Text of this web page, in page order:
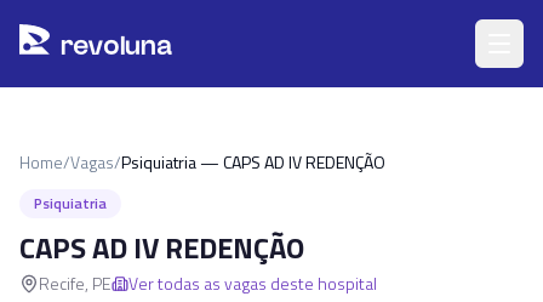
revoluna
Home/Vagas/Psiquiatria — CAPS AD IV REDENÇÃO
Psiquiatria
CAPS AD IV REDENÇÃO
Recife, PE Ver todas as vagas deste hospital